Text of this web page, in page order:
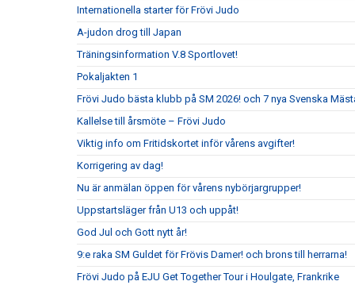
Internationella starter för Frövi Judo
A-judon drog till Japan
Träningsinformation V.8 Sportlovet!
Pokaljakten 1
Frövi Judo bästa klubb på SM 2026! och 7 nya Svenska
Kallelse till årsmöte – Frövi Judo
Viktig info om Fritidskortet inför vårens avgifter!
Korrigering av dag!
Nu är anmälan öppen för vårens nybörjargrupper!
Uppstartsläger från U13 och uppåt!
God Jul och Gott nytt år!
9:e raka SM Guldet för Frövis Damer! och brons till herrarna!
Frövi Judo på EJU Get Together Tour i Houlgate, Frankrike